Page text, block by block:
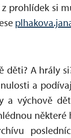
prohlídek si
děti? A hrály
a
a výchově
některé